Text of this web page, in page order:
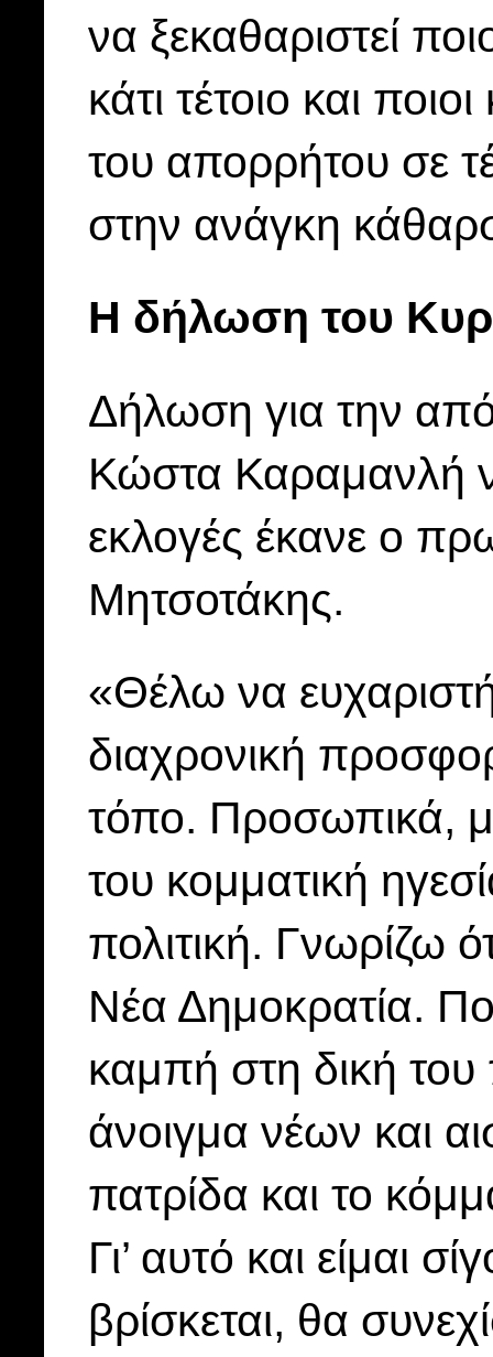
να ξεκαθαριστεί
κάτι τέτοιο και
του απορρήτου σε
στην ανάγκη
Η δήλωση του
Δήλωση για την
Κώστα Καραμανλή
εκλογές έκανε ο
Μητσοτάκης.
«Θέλω να
διαχρονική
τόπο. Προσωπικά,
του κομματική
πολιτική. Γνωρίζω
Νέα Δημοκρατία.
καμπή στη δική του
άνοιγμα νέων και
πατρίδα και το
Γι’ αυτό και είμαι
βρίσκεται, θα